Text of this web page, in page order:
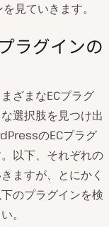
見ていきます。
ラグインの
ざまなECプラグ
選択肢を見つけ出
のECプラグ
以下、それぞれの
ますが、とにかく
のプラグインを検
。